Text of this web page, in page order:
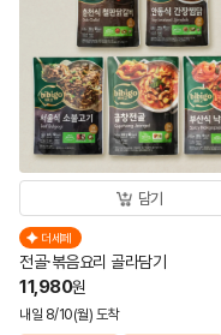
담기
더세페
전골·볶음요리 골라담기
11,980원
내일 8/10(월) 도착